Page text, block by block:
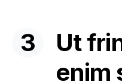
Ut
enim